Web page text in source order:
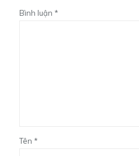
Bình luận *
Tên *